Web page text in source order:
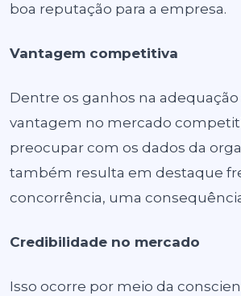
boa reputação para a empresa.
Vantagem competitiva
Dentre os ganhos na adequação
vantagem no mercado
preocupar com os dados da
também resulta em destaque
concorrência, uma
Credibilidade no mercado
Isso ocorre por meio da